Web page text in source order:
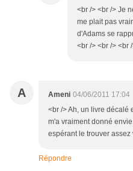
<br /> <br /> Je
me plait pas
d'Adams se
<br /> <br /> <br
A Ameni 04/06/2011 17:04
<br /> Ah, un livre décalé
m'a vraiment donné
espérant le trouver assez
Répondre